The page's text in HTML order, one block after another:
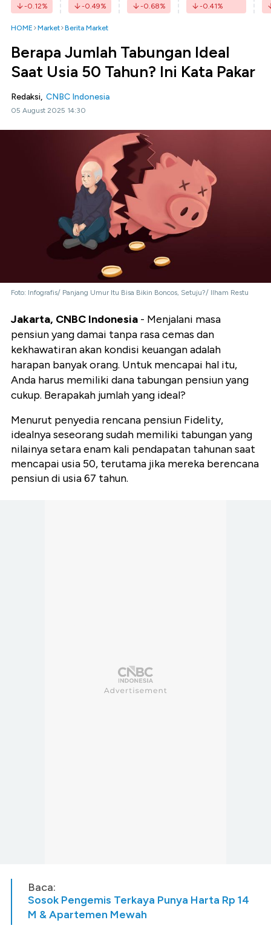
-0.12% -0.49% -0.68% -0.41%
HOME Market Berita Market
Berapa Jumlah Tabungan Ideal
Saat Usia 50 Tahun? Ini Kata Pakar
Redaksi, CNBC Indonesia
05 August 2025 14:30
Foto: Infografis/ Panjang Umur Itu Bisa Bikin Boncos, Setuju?/ Ilham Restu
Jakarta, CNBC Indonesia - Menjalani masa
pensiun yang damai tanpa rasa cemas dan
kekhawatiran akan kondisi keuangan adalah
harapan banyak orang. Untuk mencapai hal itu,
Anda harus memiliki dana tabungan pensiun yang
cukup. Berapakah jumlah yang ideal?
Menurut penyedia rencana pensiun Fidelity,
idealnya seseorang sudah memiliki tabungan yang
nilainya setara enam kali pendapatan tahunan saat
mencapai usia 50, terutama jika mereka berencana
pensiun di usia 67 tahun.
Baca:
Sosok Pengemis Terkaya Punya Harta Rp 14
M & Apartemen Mewah